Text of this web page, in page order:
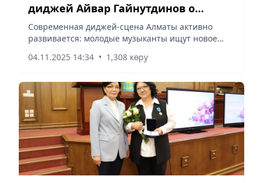
диджей Айвар Гайнутдинов о
культурной сцене Алматы
Современная диджей-сцена Алматы активно
развивается: молодые музыканты ищут новое
объединяют вокруг себя слушателей, сообщает
04.11.2025 14:34 • 1,308 көру